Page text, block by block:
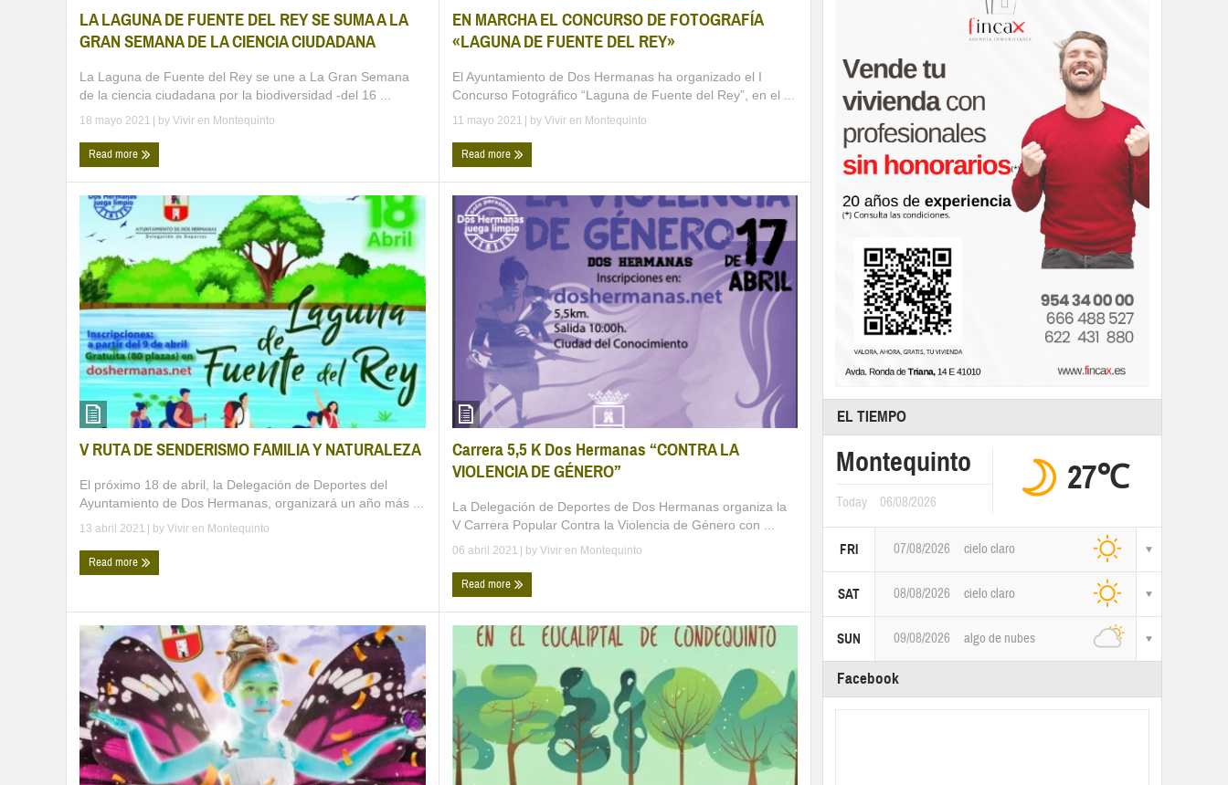
LA LAGUNA DE FUENTE DEL REY SE SUMA A LA
GRAN SEMANA DE LA CIENCIA CIUDADANA
La Laguna de Fuente del Rey se une a La Gran Semana
de la ciencia ciudadana por la biodiversidad -del 16 ...
18 mayo 2021 | by Vivir en Montequinto
Read more
EN MARCHA EL CONCURSO DE FOTOGRAFÍA
«LAGUNA DE FUENTE DEL REY»
El Ayuntamiento de Dos Hermanas ha organizado el I
Concurso Fotográfico “Laguna de Fuente del Rey”, en el ...
11 mayo 2021 | by Vivir en Montequinto
Read more
V RUTA DE SENDERISMO FAMILIA Y NATURALEZA
El próximo 18 de abril, la Delegación de Deportes del
Ayuntamiento de Dos Hermanas, organizará un año más ...
13 abril 2021 | by Vivir en Montequinto
Read more
Carrera 5,5 K Dos Hermanas “CONTRA LA
VIOLENCIA DE GÉNERO”
La Delegación de Deportes de Dos Hermanas organiza la
V Carrera Popular Contra la Violencia de Género con ...
06 abril 2021 | by Vivir en Montequinto
Read more
EL TIEMPO
Montequinto
Today 06/08/2026
27℃
FRI 07/08/2026 cielo claro
SAT 08/08/2026 cielo claro
SUN 09/08/2026 algo de nubes
Facebook